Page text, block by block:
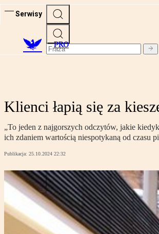
Serwisy
PRO
Klienci łapią się za
„To jeden z najgorszych odczytów, jakie
ich zdaniem wartością niespotykaną od czasu
Publikacja: 25.10.2024 22:32